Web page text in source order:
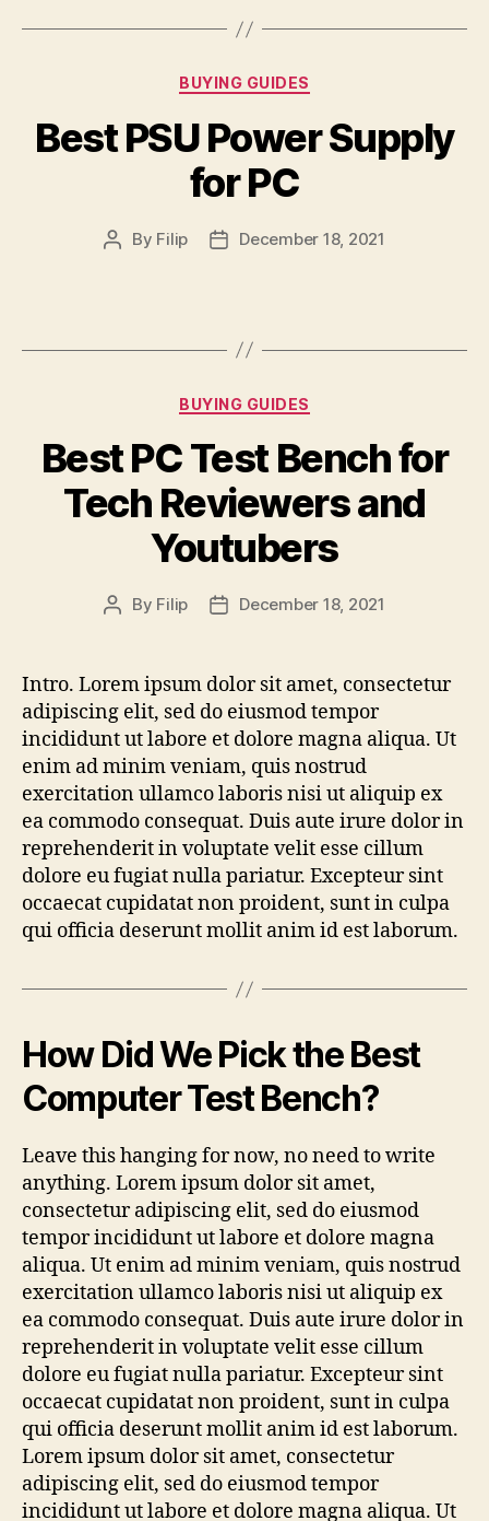
Categories
BUYING GUIDES
Best PSU Power Supply
for PC
Post
By Filip
PostDecember 18, 2021
Categories
BUYING GUIDES
Best PC Test Bench for
Tech Reviewers and
Youtubers
Post
By Filip
PostDecember 18, 2021
Intro. Lorem ipsum dolor sit amet, consectetur
adipiscing elit, sed do eiusmod tempor
incididunt ut labore et dolore magna aliqua. Ut
enim ad minim veniam, quis nostrud
exercitation ullamco laboris nisi ut aliquip ex
ea commodo consequat. Duis aute irure dolor in
reprehenderit in voluptate velit esse cillum
dolore eu fugiat nulla pariatur. Excepteur sint
occaecat cupidatat non proident, sunt in culpa
qui officia deserunt mollit anim id est laborum.
How Did We Pick the Best
Computer Test Bench?
Leave this hanging for now, no need to write
anything. Lorem ipsum dolor sit amet,
consectetur adipiscing elit, sed do eiusmod
tempor incididunt ut labore et dolore magna
aliqua. Ut enim ad minim veniam, quis nostrud
exercitation ullamco laboris nisi ut aliquip ex
ea commodo consequat. Duis aute irure dolor in
reprehenderit in voluptate velit esse cillum
dolore eu fugiat nulla pariatur. Excepteur sint
occaecat cupidatat non proident, sunt in culpa
qui officia deserunt mollit anim id est laborum.
Lorem ipsum dolor sit amet, consectetur
adipiscing elit, sed do eiusmod tempor
incididunt ut labore et dolore magna aliqua. Ut